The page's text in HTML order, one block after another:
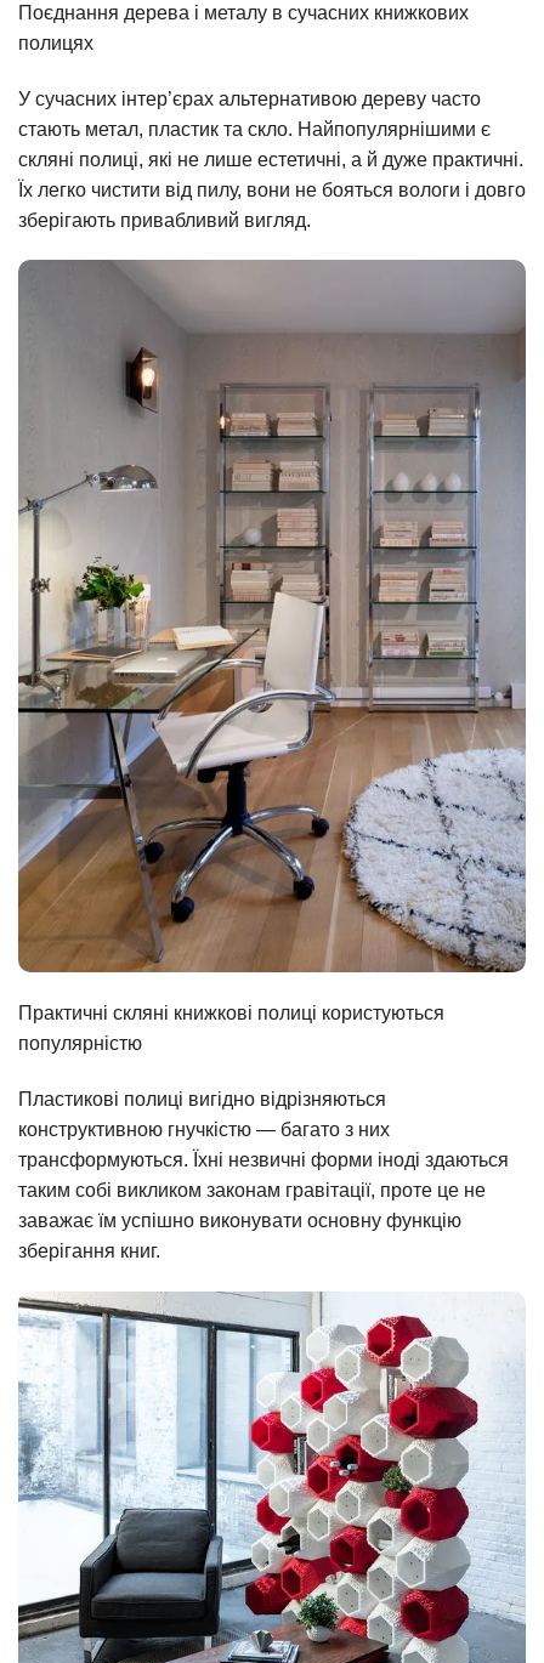
Поєднання дерева і металу в сучасних книжкових
полицях
У сучасних інтер’єрах альтернативою дереву часто
стають метал, пластик та скло. Найпопулярнішими є
скляні полиці, які не лише естетичні, а й дуже практичні.
Їх легко чистити від пилу, вони не бояться вологи і довго
зберігають привабливий вигляд.
Практичні скляні книжкові полиці користуються
популярністю
Пластикові полиці вигідно відрізняються
конструктивною гнучкістю — багато з них
трансформуються. Їхні незвичні форми іноді здаються
таким собі викликом законам гравітації, проте це не
заважає їм успішно виконувати основну функцію
зберігання книг.